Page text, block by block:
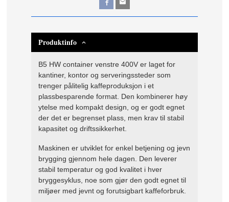
Produktinfo
B5 HW container venstre 400V er laget for
kantiner, kontor og serveringssteder som
trenger pålitelig kaffeproduksjon i et
plassbesparende format. Den kombinerer høy
ytelse med kompakt design, og er godt egnet
der det er begrenset plass, men krav til stabil
kapasitet og driftssikkerhet.
Maskinen er utviklet for enkel betjening og jevn
brygging gjennom hele dagen. Den leverer
stabil temperatur og god kvalitet i hver
bryggesyklus, noe som gjør den godt egnet til
miljøer med jevnt og forutsigbart kaffeforbruk.